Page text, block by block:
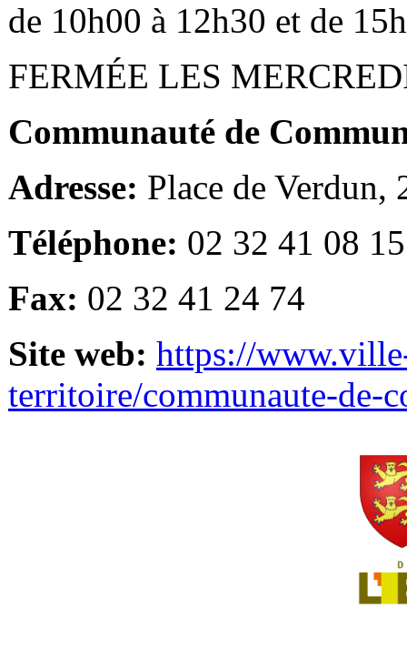
de 10h00 à 12h30 et de
FERMÉE LES
Communauté de
Adresse: Place de Verdun,
Téléphone: 02 32 41 08 15
Fax: 02 32 41 24 74
Site web: https://
territoire/communaute-de-